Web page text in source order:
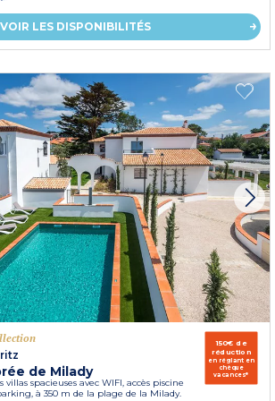
VOIR LES DISPONIBILITÉS
de Milady
spacieuses avec WIFI, accès piscine
à 350 m de la plage de la Milady.
150€ de
réduction
en réglant en
chèque
vacances*